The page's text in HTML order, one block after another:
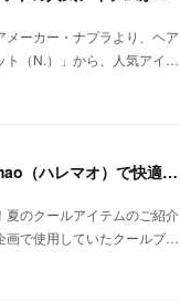
メーカー・ナプラより、ヘア
ト（N.）」から、人気アイ…
2022年の夏はHalemao（ハレマオ）で快適に過ごす！
夏のクールアイテムのご紹介
画で使用していたクールブ…